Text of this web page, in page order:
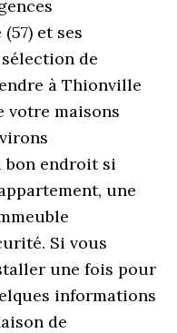
et ses
de
à Thionville
votre maisons
bon endroit si
une
Si vous
une fois pour
informations
de